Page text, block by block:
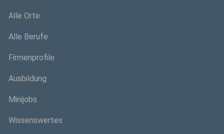
Alle Orte
Alle Berufe
Firmenprofile
Ausbildung
Minijobs
Wissenswertes